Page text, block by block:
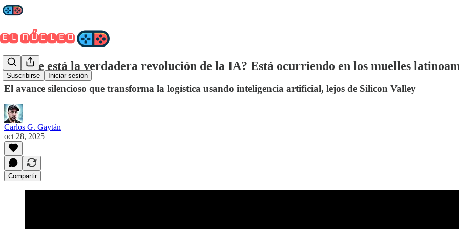
Suscribirse Iniciar sesión
¿Dónde está la verdadera revolución de la IA? Está ocurriendo en los muelles
El avance silencioso que transforma la logística usando inteligencia artificial, lejos de Silicon Valley
Carlos G. Gaytán
oct 28, 2025
Compartir